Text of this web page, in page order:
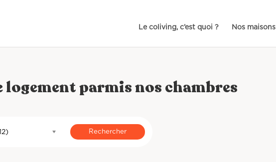
Le coliving, c’est quoi ? Nos maisons
logement parmis nos chambres